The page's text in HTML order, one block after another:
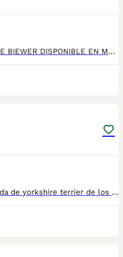
🐾✨ CAMADA DE YORKSHIRE BIEWER DISPONIBLE EN MASCOTAS DEL SUR ✨🐾 En Mascotas del Sur tenemos disponible una preciosa camada de Yorkshire Biewer, cachorritos criados con cariño, atención diaria y en ambiente familiar desde sus primeros días. Contamos con Núcleo Zoológico autorizado, licencia de apertura y código de explotación, trabajando con compromiso, transparencia y cuidado en cada entrega. 📍 Ubicados en Sevilla 📞 611723226 📸 Instagram: @mimascotasdelsur057 Para ver más fotos y vídeos reales de nuestros cachorros. Nuestros Yorkshire Biewer se entregan: ✅ Revisados por veterinario ✅ Con chip ✅ Pasaporte y cartilla sanitaria ✅ Vacunados y desparasitados ✅ Contrato con garantías víricas y congénitas 🚚 Realizamos envíos a toda España. (El precio del envío no está incluido en el precio del cachorro). También ofrecemos: 🏡 Recogida directa en nuestras instalaciones 📱 Videollamada para conocer al cachorro antes de la reserva 🔒 Posibilidad de reserva y pago contrareembolso 💶 El precio indicado en el anuncio es real. 🐶 Cachorros criados con mucho cariño, con una correcta socialización para que lleguen a sus nuevas familias felices y adaptados. Solo atendemos a personas realmente interesadas en ofrecer un buen hogar y todos los cuidados que necesitan. #YorkshireBiewer #BiewerYorkshire #YorkshireBiewerEspaña #CachorrosBiewer #YorkshireEspaña #MascotasDelSur #CachorrosSevilla #PerrosDeCompañia #CachorrosConAmor #CriaderoAutorizado #NucleoZoologico #PerrosFelices #AmorAnimal #CachorrosEspaña
disponible estupenda camada de yorkshire terrier de los mas pequeños en esta raza de los mas toys que podeis encontrar estan vacunados desprasitado y con la cartilla del veterinario hacemos envio a toda españa con posibilidad de contrarembolso llamanos y te informamos cachorros criado en ambiente familiar todos nuestros cachorros van con contrato